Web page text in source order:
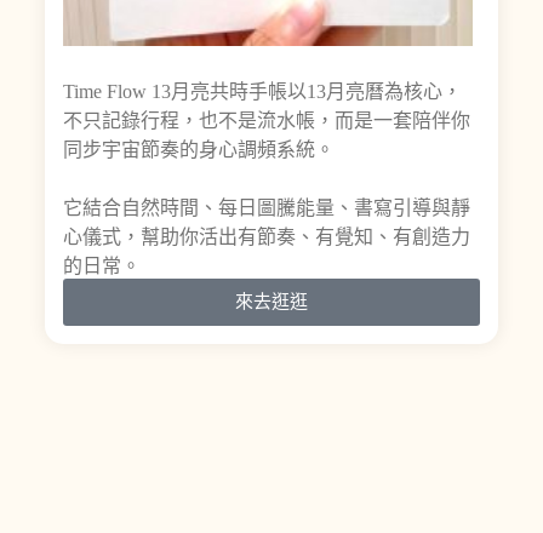
Time Flow 13月亮共時手帳以13月亮曆為核心，
不只記錄行程，也不是流水帳，而是一套陪伴你
同步宇宙節奏的身心調頻系統。
它結合自然時間、每日圖騰能量、書寫引導與靜
心儀式，幫助你活出有節奏、有覺知、有創造力
的日常。
來去逛逛